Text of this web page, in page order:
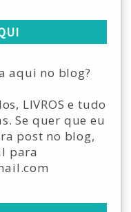
aqui no blog?
LIVROS e tudo
Se quer que eu
post no blog,
para